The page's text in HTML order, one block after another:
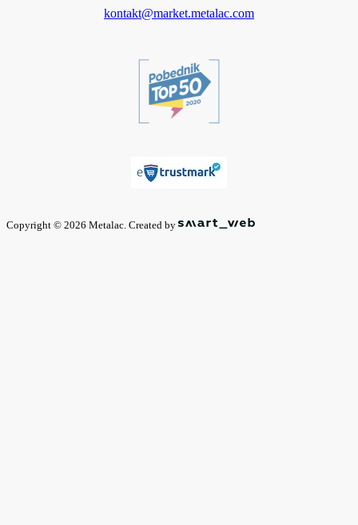
kontakt@market.metalac.com
Copyright © 2026 Metalac. Created by